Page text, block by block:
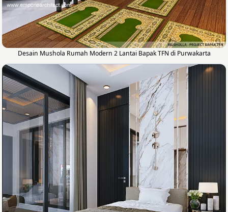
Desain Mushola Rumah Modern 2 Lantai Bapak TFN di Purwakarta